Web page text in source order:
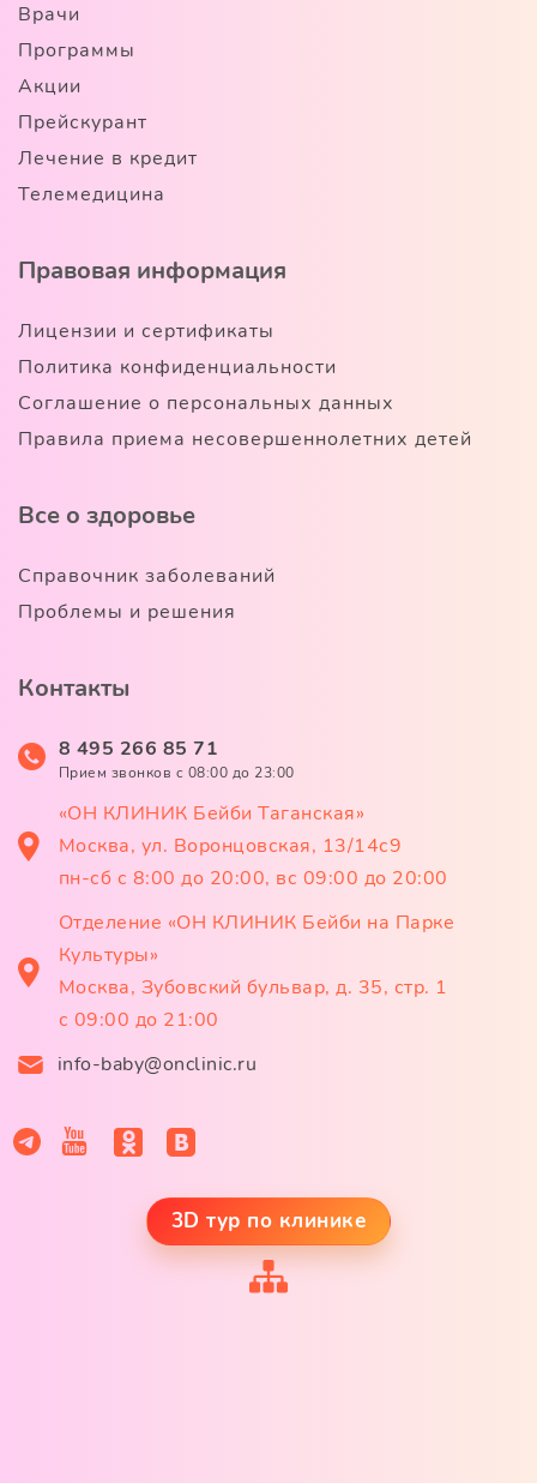
Врачи
Программы
Акции
Прейскурант
Лечение в кредит
Телемедицина
Правовая информация
Лицензии и сертификаты
Политика конфиденциальности
Соглашение о персональных данных
Правила приема несовершеннолетних детей
Все о здоровье
Справочник заболеваний
Проблемы и решения
Контакты
8 495 266 85 71
Прием звонков c 08:00 до 23:00
«ОН КЛИНИК Бейби Таганская»
Москва, ул. Воронцовская, 13/14с9
пн-сб с 8:00 до 20:00, вс 09:00 до 20:00
Отделение «ОН КЛИНИК Бейби на Парке
Культуры»
Москва, Зубовский бульвар, д. 35, стр. 1
с 09:00 до 21:00
info-baby@onclinic.ru
3D тур по клинике